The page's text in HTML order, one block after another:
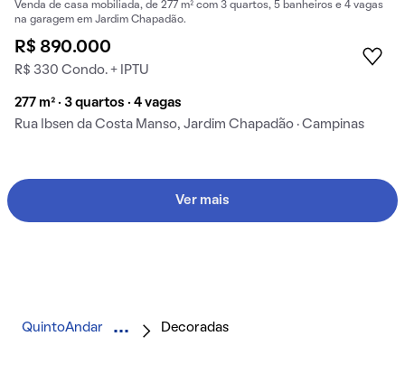
Venda de casa mobiliada, de 277 m² com 3 quartos, 5 banheiros e 4 vagas
na garagem em Jardim Chapadão.
R$ 890.000
R$ 330 Condo. + IPTU
277 m² · 3 quartos · 4 vagas
Rua Ibsen da Costa Manso, Jardim Chapadão · Campinas
Ver mais
QuintoAndar Decoradas